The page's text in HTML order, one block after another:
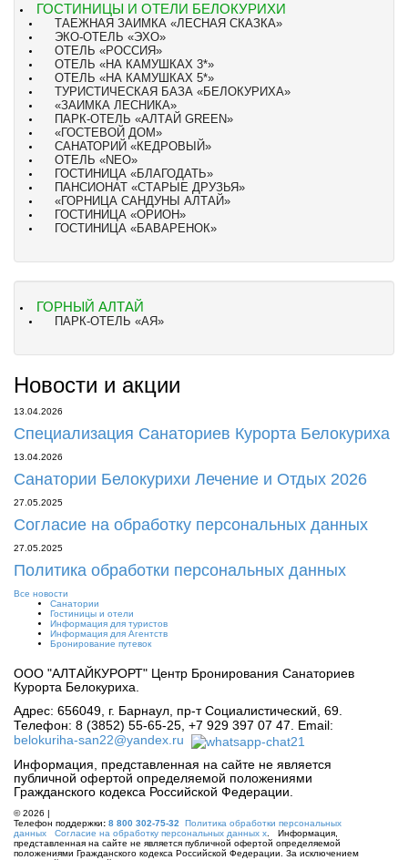
ГОСТИНИЦЫ И ОТЕЛИ БЕЛОКУРИХИ
ТАЕЖНАЯ ЗАИМКА «ЛЕСНАЯ СКАЗКА»
ЭКО-ОТЕЛЬ «ЭХО»
ОТЕЛЬ «РОССИЯ»
ОТЕЛЬ «НА КАМУШКАХ 3*»
ОТЕЛЬ «НА КАМУШКАХ 5*»
ТУРИСТИЧЕСКАЯ БАЗА «БЕЛОКУРИХА»
«ЗАИМКА ЛЕСНИКА»
ПАРК-ОТЕЛЬ «АЛТАЙ GREEN»
«ГОСТЕВОЙ ДОМ»
CАНАТОРИЙ «КЕДРОВЫЙ»
ОТЕЛЬ «NEO»
ГОСТИНИЦА «БЛАГОДАТЬ»
ПАНСИОНАТ «СТАРЫЕ ДРУЗЬЯ»
«ГОРНИЦА САНДУНЫ АЛТАЙ»
ГОСТИНИЦА «ОРИОН»
ГОСТИНИЦА «БАВАРЕНОК»
ГОРНЫЙ АЛТАЙ
ПАРК-ОТЕЛЬ «АЯ»
Новости и акции
13.04.2026
Специализация Санаториев Курорта Белокуриха
13.04.2026
Санатории Белокурихи Лечение и Отдых 2026
27.05.2025
Согласие на обработку персональных данных
27.05.2025
Политика обработки персональных данных
Все новости
Санатории
Гостиницы и отели
Информация для туристов
Информация для Агентств
Бронирование путевок
ООО "АЛТАЙКУРОРТ" Центр Бронирования Санаториев
Курорта Белокуриха.
Адрес: 656049, г. Барнаул, пр-т Социалистический, 69.
Телефон: 8 (3852) 55-65-25, +7 929 397 07 47. Email:
belokuriha-san22@yandex.ru
Информация, представленная на сайте не является
публичной офертой определяемой положениями
Гражданского кодекса Российской Федерации.
© 2026 |
Телефон поддержки: 8 800 302-75-32
Политика обработки персональных
данных
Согласие на обработку персональных данных х . Информация,
представленная на сайте не является публичной офертой определяемой
положениями Гражданского кодекса Российской Федерации. За исключением